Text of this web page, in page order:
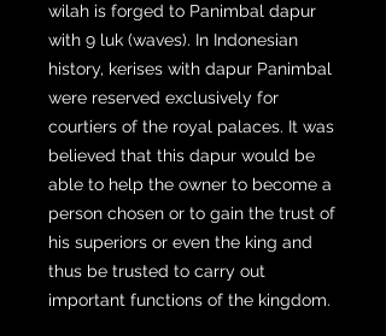
wilah is forged to Panimbal dapur
with 9 luk (waves). In Indonesian
history, kerises with dapur Panimbal
were reserved exclusively for
courtiers of the royal palaces. It was
believed that this dapur would be
able to help the owner to become a
person chosen or to gain the trust of
his superiors or even the king and
thus be trusted to carry out
important functions of the kingdom.